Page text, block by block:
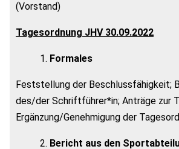
(Vorstand)
Tagesordnung JHV 30.09.2022
Formales
Feststellung der Beschlussfähigkeit;
des/der Schriftführer*in; Anträge zur
Ergänzung/Genehmigung der
Bericht aus den